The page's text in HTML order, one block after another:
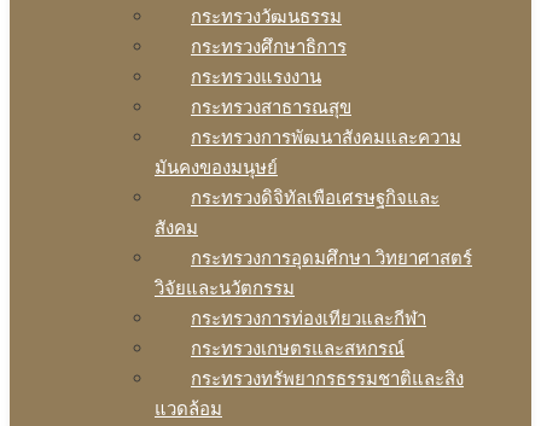
กระทรวงวัฒนธรรม
กระทรวงศึกษาธิการ
กระทรวงแรงงาน
กระทรวงสาธารณสุข
กระทรวงการพัฒนาสังคมและความ
มันคงของมนุษย์
กระทรวงดิจิทัลเพือเศรษฐกิจและ
สังคม
กระทรวงการอุดมศึกษา วิทยาศาสตร์
วิจัยและนวัตกรรม
กระทรวงการท่องเทียวและกีฬา
กระทรวงเกษตรและสหกรณ์
กระทรวงทรัพยากรธรรมชาติและสิง
แวดล้อม